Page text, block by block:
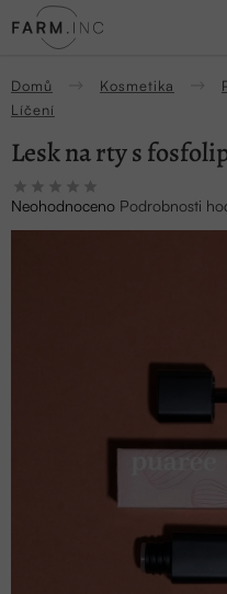
na
Domů Kosmetika
Líčení
Lesk na rty s
Průměrné
hodnocení
Neohodnoceno Podrobnosti